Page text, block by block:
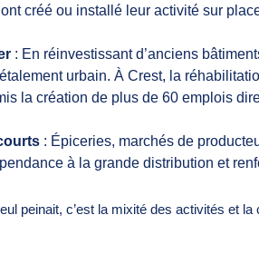
créé ou installé leur activité sur
: En réinvestissant d’anciens
urbain. À Crest, la
la création de plus de 60 emplois
: Épiceries, marchés de
à la grande distribution et
peinait, c’est la mixité des activités et